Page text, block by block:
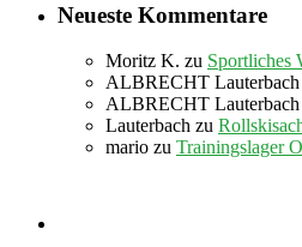
Neueste Kommentare
Moritz K. zu Sportliches
ALBRECHT Lauterbach
ALBRECHT Lauterbach
Lauterbach zu
mario zu Trainingslager